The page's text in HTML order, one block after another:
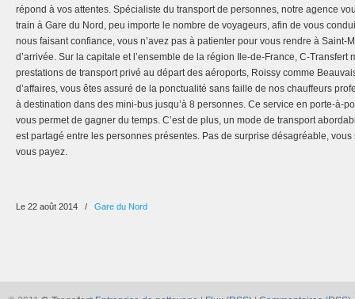
répond à vos attentes. Spécialiste du transport de personnes, notre agence
train à Gare du Nord, peu importe le nombre de voyageurs, afin de vous
nous faisant confiance, vous n’avez pas à patienter pour vous rendre à Saint-
d’arrivée. Sur la capitale et l’ensemble de la région Ile-de-France, C-Transfert
prestations de transport privé au départ des aéroports, Roissy comme
d’affaires, vous êtes assuré de la ponctualité sans faille de nos chauffeurs
à destination dans des mini-bus jusqu’à 8 personnes. Ce service en porte-à-
vous permet de gagner du temps. C’est de plus, un mode de transport
est partagé entre les personnes présentes. Pas de surprise désagréable,
vous payez.
Le 22 août 2014 / Gare du Nord